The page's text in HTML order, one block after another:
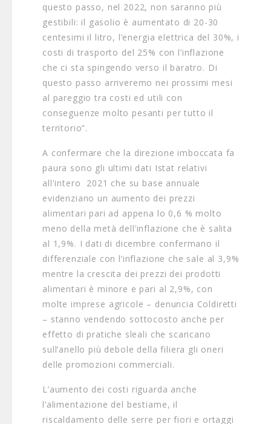
questo passo, nel 2022, non saranno più
gestibili: il gasolio è aumentato di 20-30
centesimi il litro, l’energia elettrica del 30%, i
costi di trasporto del 25% con l’inflazione
che ci sta spingendo verso il baratro. Di
questo passo arriveremo nei prossimi mesi
al pareggio tra costi ed utili con
conseguenze molto pesanti per tutto il
territorio”.
A confermare che la direzione imboccata fa
paura sono gli ultimi dati Istat relativi
all'intero 2021 che su base annuale
evidenziano un aumento dei prezzi
alimentari pari ad appena lo 0,6 % molto
meno della metà dell’inflazione che è salita
al 1,9%. I dati di dicembre confermano il
differenziale con l’inflazione che sale al 3,9%
mentre la crescita dei prezzi dei prodotti
alimentari è minore e pari al 2,9%, con
molte imprese agricole – denuncia Coldiretti
– stanno vendendo sottocosto anche per
effetto di pratiche sleali che scaricano
sull’anello più debole della filiera gli oneri
delle promozioni commerciali.
L’aumento dei costi riguarda anche
l’alimentazione del bestiame, il
riscaldamento delle serre per fiori e ortaggi